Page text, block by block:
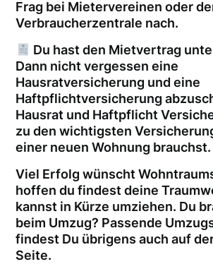
Frag bei Mietervereinen oder
Verbraucherzentrale nach.
Du hast den Mietvertrag
Dann nicht vergessen eine
Hausratversicherung und eine
Haftpflichtversicherung
Hausrat und Haftpflicht
zu den wichtigsten
einer neuen Wohnung brauchst.
Viel Erfolg wünscht
hoffen du findest deine
kannst in Kürze umziehen. Du
beim Umzug? Passende
findest Du übrigens auch auf
Seite.